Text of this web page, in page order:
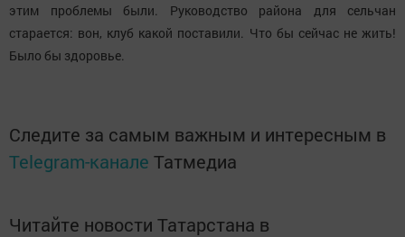
этим проблемы были. Руководство района для сельчан
старается: вон, клуб какой поставили. Что бы сейчас не жить!
Было бы здоровье.
Следите за самым важным и интересным в
Telegram-канале Татмедиа
Читайте новости Татарстана в